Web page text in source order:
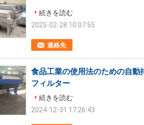
連絡先
続きを読む
2025-02-28 10:07:55
食品工業の使用法のための自
フィルター
続きを読む
2024-12-31 17:26:43